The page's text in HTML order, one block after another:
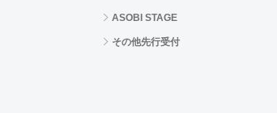
ASOBI STAGE
その他先行受付